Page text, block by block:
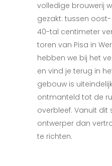
volledige brouwerij
gezakt: tussen
40-tal centimeter
toren van Pisa in
hebben we bij het
en vind je terug in
gebouw is
ontmanteld tot de
overbleef. Vanuit
ontwerper dan
te richten.